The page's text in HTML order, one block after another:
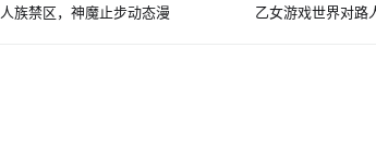
人族禁区，神魔止步动态漫